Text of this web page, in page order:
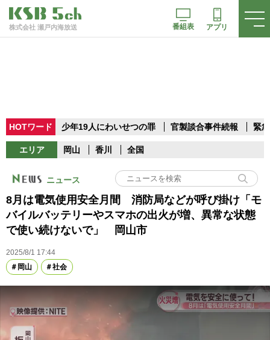
株式会社 瀬戸内海放送 番組表 アプリ
HOTワード 少年19人にわいせつの罪 官製談合事件続報 緊
エリア 岡山 香川 全国
ニュース
8月は電気使用安全月間 消防局などが呼び掛け「モ
バイルバッテリーやスマホの出火が増、異常な状態
で使い続けないで」 岡山市
2025/8/1 17:44
岡山
社会